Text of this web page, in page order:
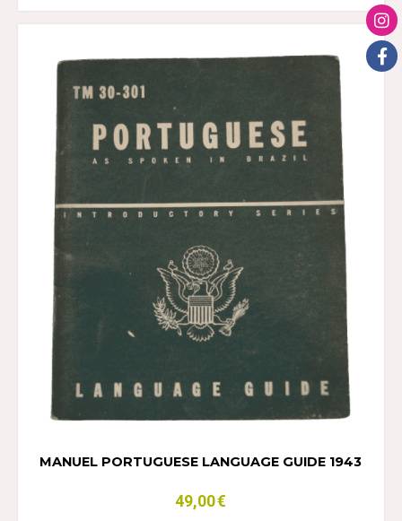
MANUEL PORTUGUESE LANGUAGE GUIDE 1943
49,00€